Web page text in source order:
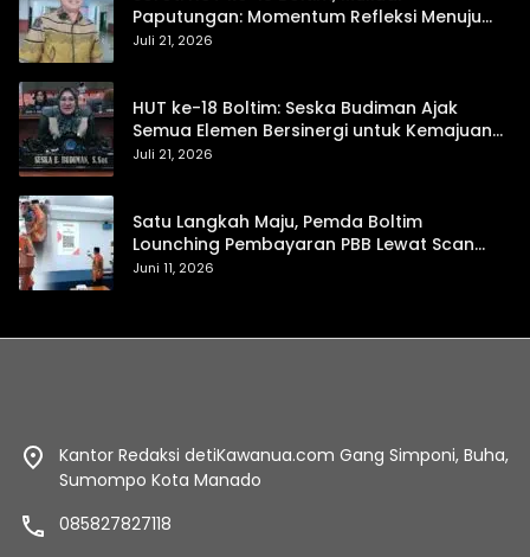
Paputungan: Momentum Refleksi Menuju
Daerah Mandiri dan Berdaya Saing
Juli 21, 2026
HUT ke-18 Boltim: Seska Budiman Ajak
Semua Elemen Bersinergi untuk Kemajuan
Daerah
Juli 21, 2026
Satu Langkah Maju, Pemda Boltim
Lounching Pembayaran PBB Lewat Scan
Qris
Juni 11, 2026
Kantor Redaksi detiKawanua.com Gang Simponi, Buha,
Sumompo Kota Manado
085827827118